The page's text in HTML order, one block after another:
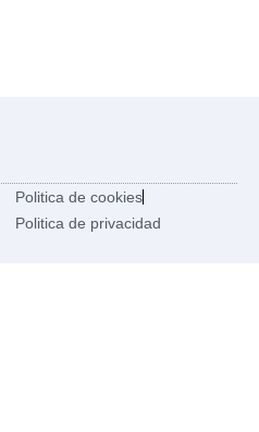
Politica de cookies
Politica de privacidad